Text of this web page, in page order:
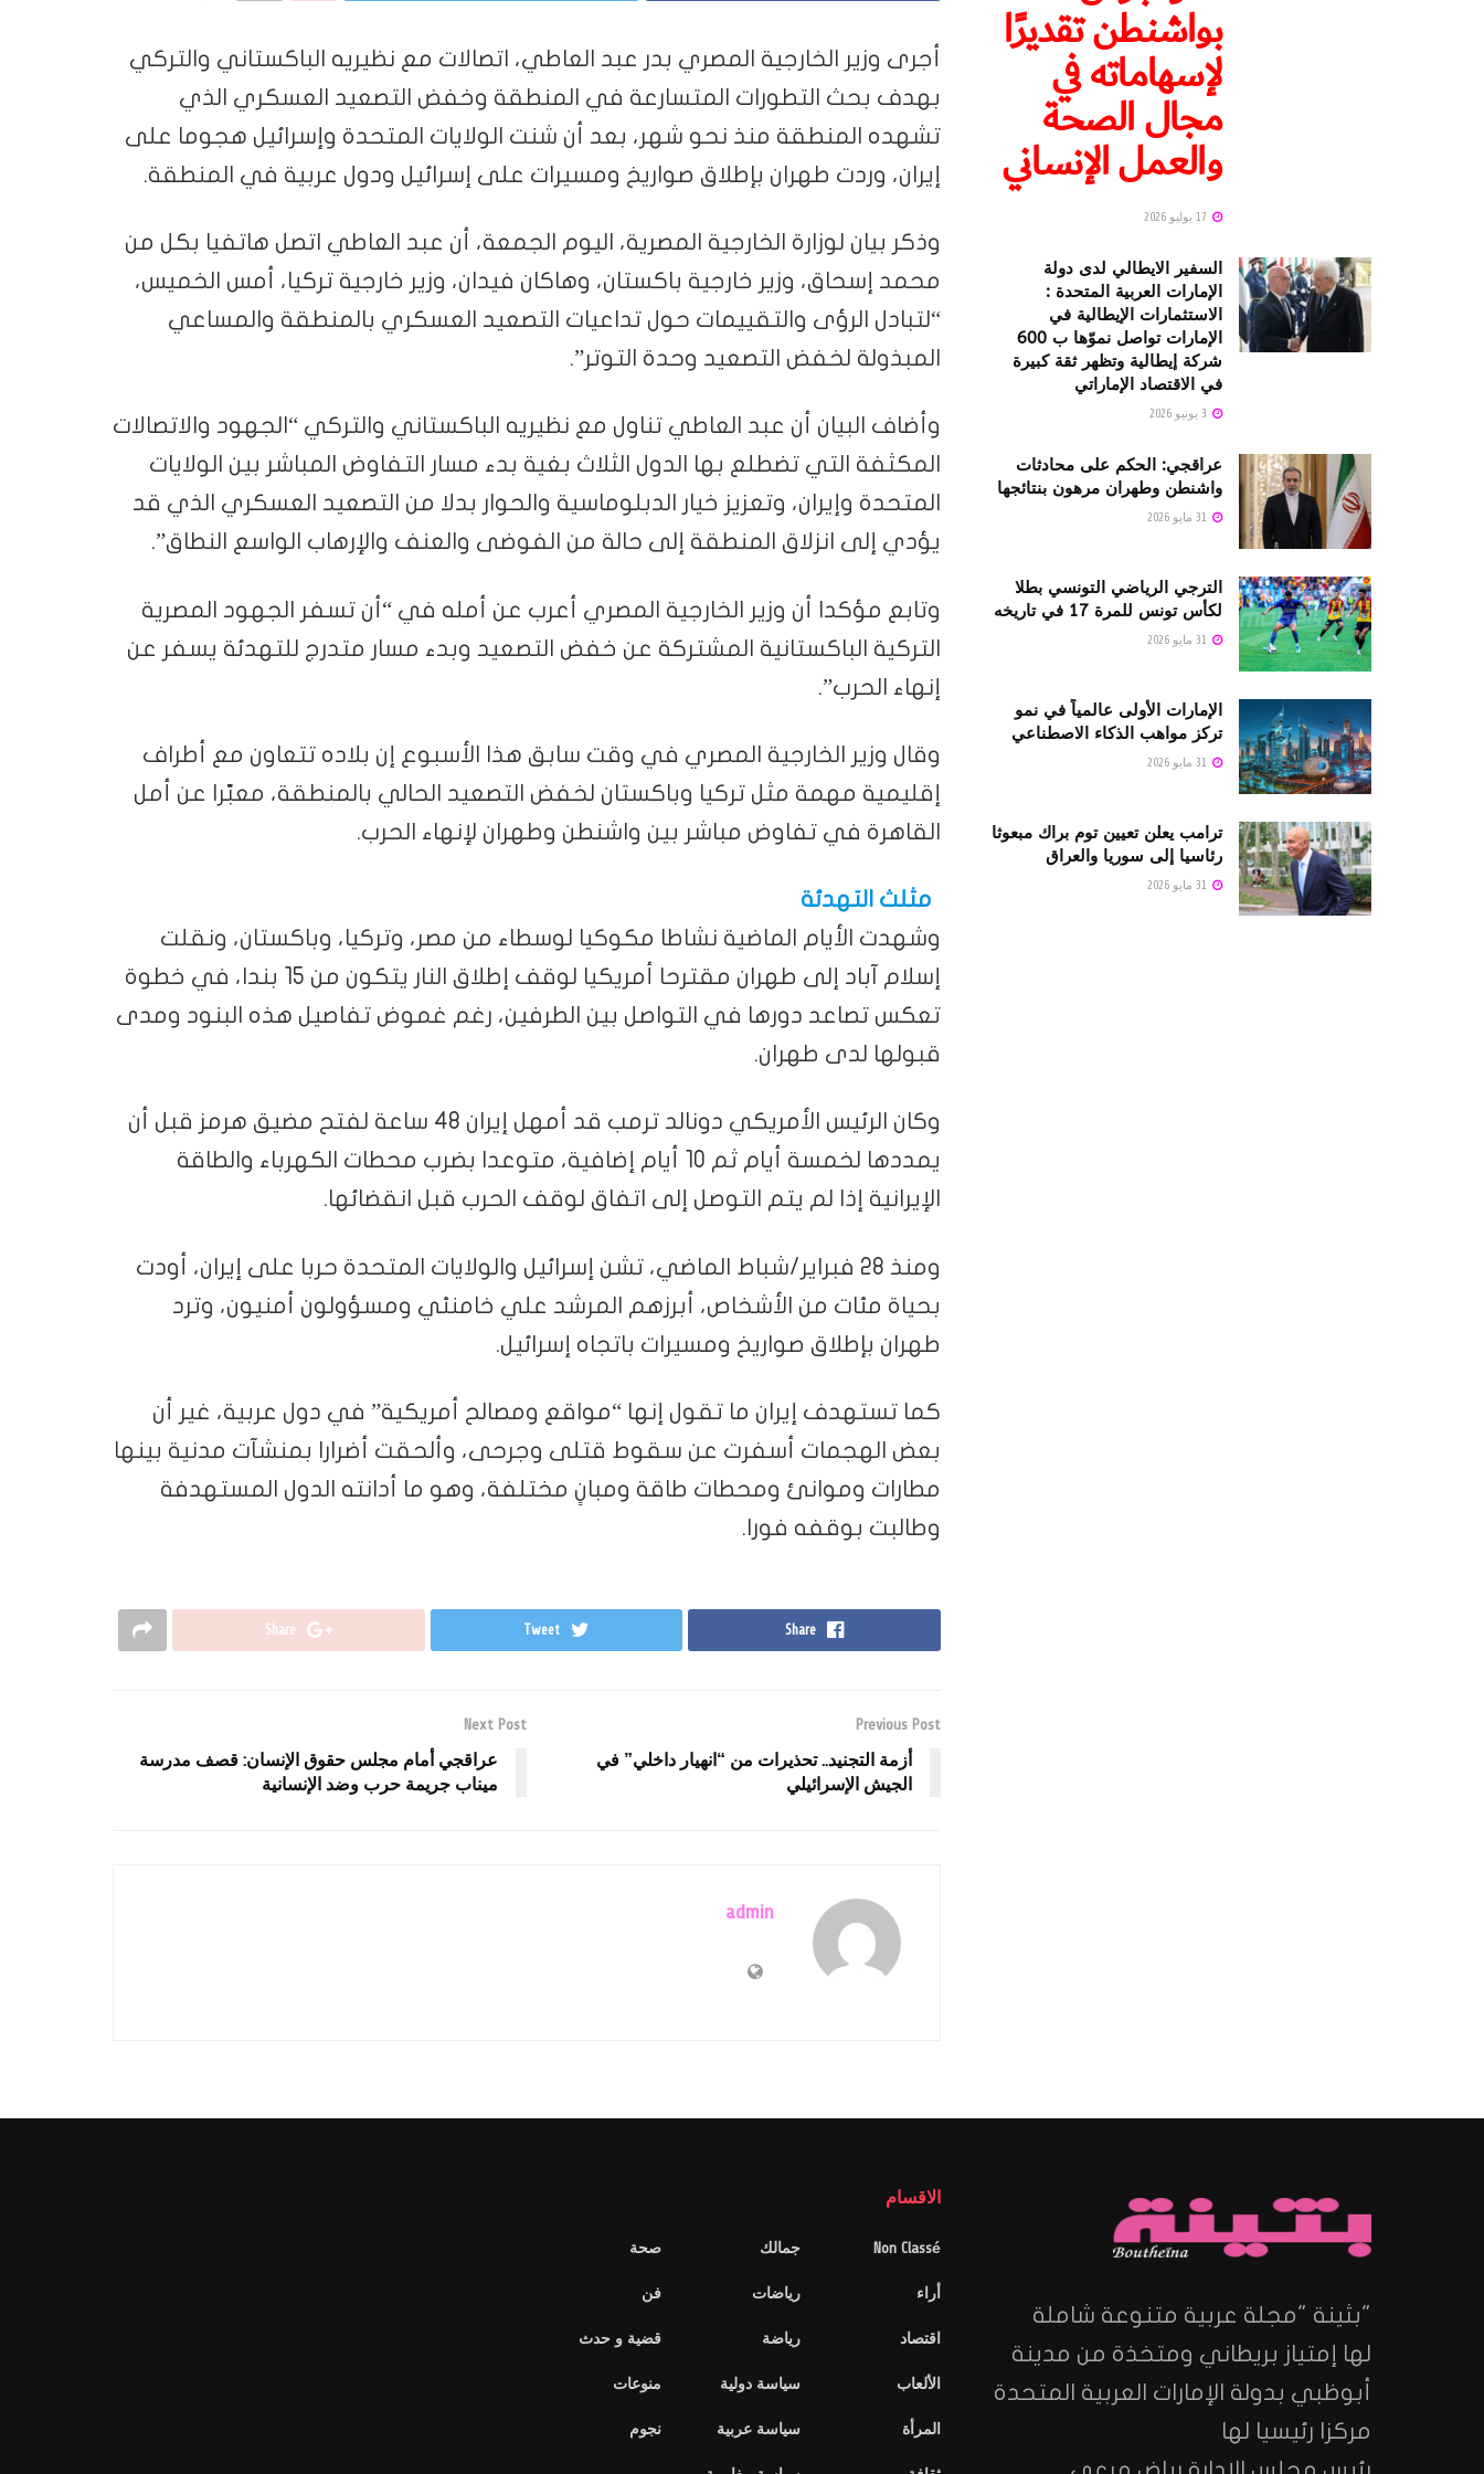
أجرى وزير الخارجية المصري بدر عبد العاطي، اتصالات مع نظيريه الباكستاني والتركي
بهدف بحث التطورات المتسارعة في المنطقة وخفض التصعيد العسكري الذي
تشهده المنطقة منذ نحو شهر، بعد أن شنت الولايات المتحدة وإسرائيل هجوما على
إيران، وردت طهران بإطلاق صواريخ ومسيرات على إسرائيل ودول عربية في المنطقة.
وذكر بيان لوزارة الخارجية المصرية، اليوم الجمعة، أن عبد العاطي اتصل هاتفيا بكل من
محمد إسحاق، وزير خارجية باكستان، وهاكان فيدان، وزير خارجية تركيا، أمس الخميس،
“لتبادل الرؤى والتقييمات حول تداعيات التصعيد العسكري بالمنطقة والمساعي
المبذولة لخفض التصعيد وحدة التوتر”.
وأضاف البيان أن عبد العاطي تناول مع نظيريه الباكستاني والتركي “الجهود والاتصالات
المكثفة التي تضطلع بها الدول الثلاث بغية بدء مسار التفاوض المباشر بين الولايات
المتحدة وإيران، وتعزيز خيار الدبلوماسية والحوار بدلا من التصعيد العسكري الذي قد
يؤدي إلى انزلاق المنطقة إلى حالة من الفوضى والعنف والإرهاب الواسع النطاق”.
وتابع مؤكدا أن وزير الخارجية المصري أعرب عن أمله في “أن تسفر الجهود المصرية
التركية الباكستانية المشتركة عن خفض التصعيد وبدء مسار متدرج للتهدئة يسفر عن
إنهاء الحرب”.
وقال وزير الخارجية المصري في وقت سابق هذا الأسبوع إن بلاده تتعاون مع أطراف
إقليمية مهمة مثل تركيا وباكستان لخفض التصعيد الحالي بالمنطقة، معبّرا عن أمل
القاهرة في تفاوض مباشر بين واشنطن وطهران لإنهاء الحرب.
مثلث التهدئة
وشهدت الأيام الماضية نشاطا مكوكيا لوسطاء من مصر، وتركيا، وباكستان، ونقلت
إسلام آباد إلى طهران مقترحا أمريكيا لوقف إطلاق النار يتكون من 15 بندا، في خطوة
تعكس تصاعد دورها في التواصل بين الطرفين، رغم غموض تفاصيل هذه البنود ومدى
قبولها لدى طهران.
وكان الرئيس الأمريكي دونالد ترمب قد أمهل إيران 48 ساعة لفتح مضيق هرمز قبل أن
يمددها لخمسة أيام ثم 10 أيام إضافية، متوعدا بضرب محطات الكهرباء والطاقة
الإيرانية إذا لم يتم التوصل إلى اتفاق لوقف الحرب قبل انقضائها.
ومنذ 28 فبراير/شباط الماضي، تشن إسرائيل والولايات المتحدة حربا على إيران، أودت
بحياة مئات من الأشخاص، أبرزهم المرشد علي خامنئي ومسؤولون أمنيون، وترد
طهران بإطلاق صواريخ ومسيرات باتجاه إسرائيل.
كما تستهدف إيران ما تقول إنها “مواقع ومصالح أمريكية” في دول عربية، غير أن
بعض الهجمات أسفرت عن سقوط قتلى وجرحى، وألحقت أضرارا بمنشآت مدنية بينها
مطارات وموانئ ومحطات طاقة ومبانٍ مختلفة، وهو ما أدانته الدول المستهدفة
وطالبت بوقفه فورا.
Share
Tweet
Share
Previous Post
أزمة التجنيد.. تحذيرات من “انهيار داخلي” في
الجيش الإسرائيلي
Next Post
عراقجي أمام مجلس حقوق الإنسان: قصف مدرسة
ميناب جريمة حرب وضد الإنسانية
admin
بواشنطن تقديرًا
لإسهاماته في
مجال الصحة
والعمل الإنساني
السفير الايطالي لدى دولة
الإمارات العربية المتحدة :
الاستثمارات الإيطالية في
الإمارات تواصل نموّها ب 600
شركة إيطالية وتظهر ثقة كبيرة
في الاقتصاد الإماراتي
عراقجي: الحكم على محادثات
واشنطن وطهران مرهون بنتائجها
الترجي الرياضي التونسي بطلا
لكأس تونس للمرة 17 في تاريخه
الإمارات الأولى عالمياً في نمو
تركز مواهب الذكاء الاصطناعي
ترامب يعلن تعيين توم براك مبعوثا
رئاسيا إلى سوريا والعراق
"بثينة "مجلة عربية متنوعة شاملة
لها إمتياز بريطاني ومتخذة من مدينة
أبوظبي بدولة الإمارات العربية المتحدة
مركزا رئيسيا لها
الاقسام
Non Classé
أراء
اقتصاد
الألعاب
المرأة
جمالك
رياضات
رياضة
سياسة دولية
سياسة عربية
صحة
فن
قضية و حدث
منوعات
نجوم